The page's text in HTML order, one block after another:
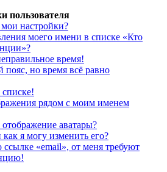
пользователя
настройки?
моего имени в списке «Кто
время!
пояс, но время всё равно
рядом с моим именем
аватары?
как я могу изменить его?
«email», от меня требуют